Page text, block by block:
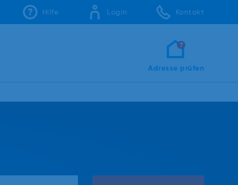
Hilfe Login Kontakt
Adresse prüfen